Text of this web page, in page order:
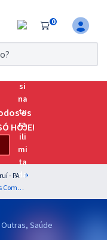
0
da
os
HOJE!
- PA
Prefeitura de Tucuruí - PA - Conhecimentos Básicos Comuns aos Cargos de Nível Médio
Saúde